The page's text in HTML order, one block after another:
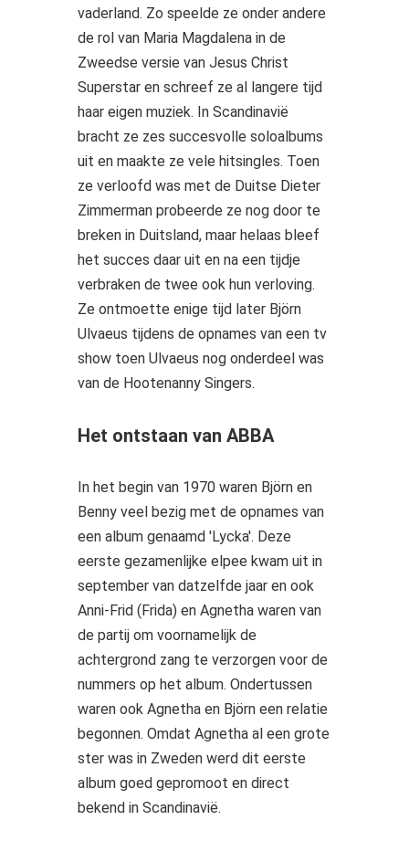
vaderland. Zo speelde ze onder andere
de rol van Maria Magdalena in de
Zweedse versie van Jesus Christ
Superstar en schreef ze al langere tijd
haar eigen muziek. In Scandinavië
bracht ze zes succesvolle soloalbums
uit en maakte ze vele hitsingles. Toen
ze verloofd was met de Duitse Dieter
Zimmerman probeerde ze nog door te
breken in Duitsland, maar helaas bleef
het succes daar uit en na een tijdje
verbraken de twee ook hun verloving.
Ze ontmoette enige tijd later Björn
Ulvaeus tijdens de opnames van een tv
show toen Ulvaeus nog onderdeel was
van de Hootenanny Singers.
Het ontstaan van ABBA
In het begin van 1970 waren Björn en
Benny veel bezig met de opnames van
een album genaamd 'Lycka'. Deze
eerste gezamenlijke elpee kwam uit in
september van datzelfde jaar en ook
Anni-Frid (Frida) en Agnetha waren van
de partij om voornamelijk de
achtergrond zang te verzorgen voor de
nummers op het album. Ondertussen
waren ook Agnetha en Björn een relatie
begonnen. Omdat Agnetha al een grote
ster was in Zweden werd dit eerste
album goed gepromoot en direct
bekend in Scandinavië.